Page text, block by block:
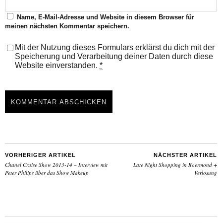
Name, E-Mail-Adresse und Website in diesem Browser für
meinen nächsten Kommentar speichern.
Mit der Nutzung dieses Formulars erklärst du dich mit der
Speicherung und Verarbeitung deiner Daten durch diese
Website einverstanden. *
VORHERIGER ARTIKEL
Chanel Cruise Show 2013-14 – Interview mit
Peter Philips über das Show Makeup
NÄCHSTER ARTIKEL
Late Night Shopping in Roermond +
Verlosung